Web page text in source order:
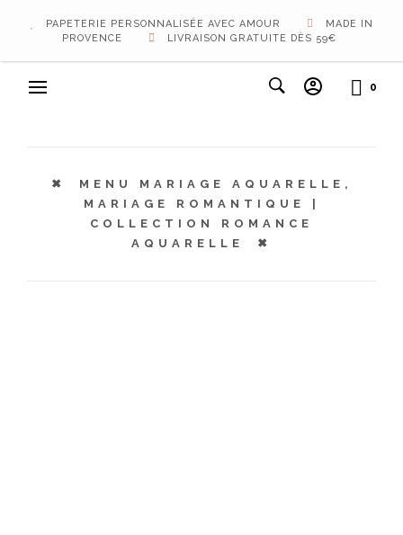
PAPETERIE PERSONNALISÉE AVEC AMOUR
MADE IN
PROVENCE
LIVRAISON GRATUITE DÈS 59€
0
MENU MARIAGE AQUARELLE,
MARIAGE ROMANTIQUE |
COLLECTION ROMANCE
AQUARELLE